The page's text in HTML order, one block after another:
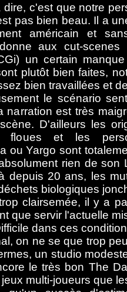
dire, c'est que notre
pas bien beau. Il a
américain et
aux cut-
un certain manque
plutôt bien faites,
bien travaillées et
le scénario
narration est très
D'ailleurs les
floues et les
ou Yargo sont
rien de
depuis 20 ans, les
biologiques
clairsemée, il y a
que servir l'actuelle
dans ces
on ne se que trop
un studio
le très bon The
multi-joueurs que